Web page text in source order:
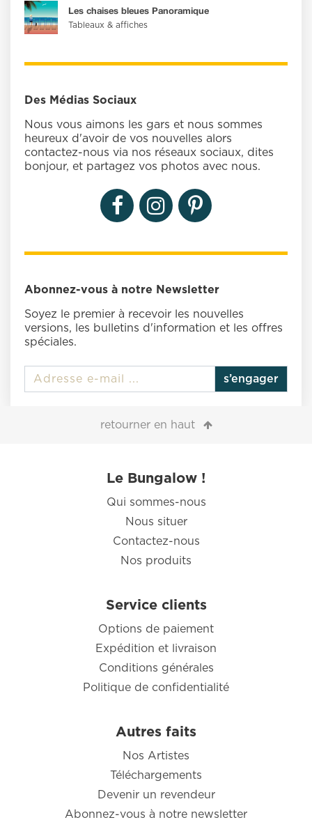
Les chaises bleues Panoramique
Tableaux & affiches
Des Médias Sociaux
Nous vous aimons les gars et nous sommes
heureux d'avoir de vos nouvelles alors
contactez-nous via nos réseaux sociaux, dites
bonjour, et partagez vos photos avec nous.
Abonnez-vous à notre Newsletter
Soyez le premier à recevoir les nouvelles
versions, les bulletins d'information et les offres
spéciales.
s’engager
retourner en haut
Le Bungalow !
Qui sommes-nous
Nous situer
Contactez-nous
Nos produits
Service clients
Options de paiement
Expédition et livraison
Conditions générales
Politique de confidentialité
Autres faits
Nos Artistes
Téléchargements
Devenir un revendeur
Abonnez-vous à notre newsletter